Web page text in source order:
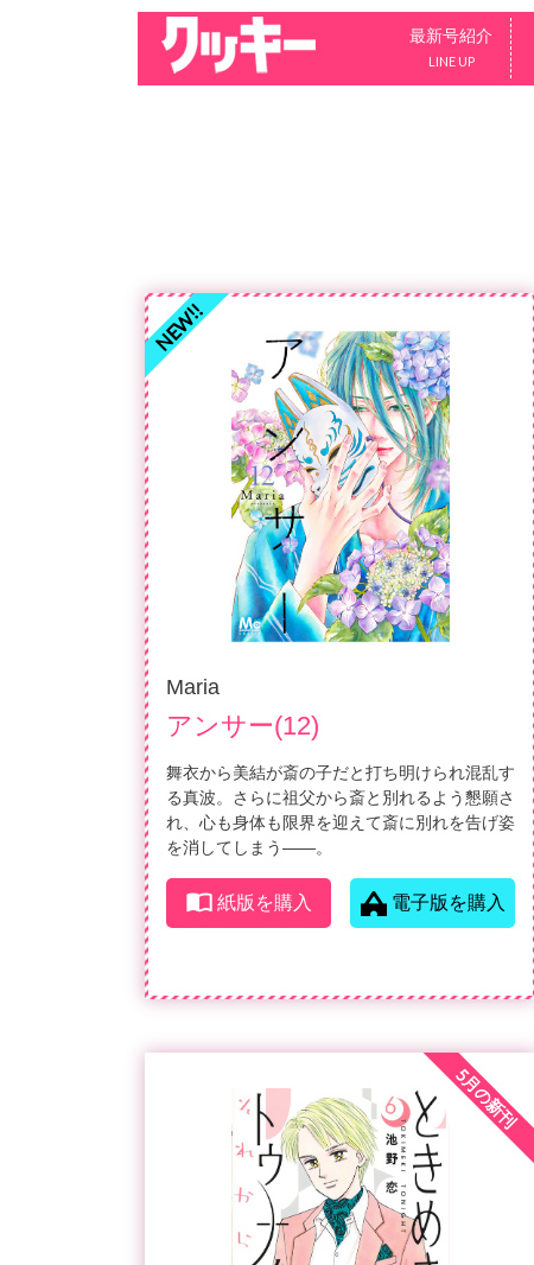
最新号紹介
LINE UP
NEW!!
Maria
アンサー(12)
舞衣から美結が斎の子だと打ち明けられ混乱す
る真波。さらに祖父から斎と別れるよう懇願さ
れ、心も身体も限界を迎えて斎に別れを告げ姿
を消してしまう――。
紙版を購入 電子版を購入
5月の新刊